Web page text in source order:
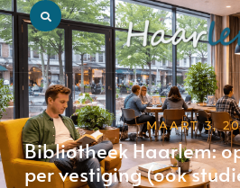
MAART 3,
Bibliotheek Haarlem:
per vestiging (ook